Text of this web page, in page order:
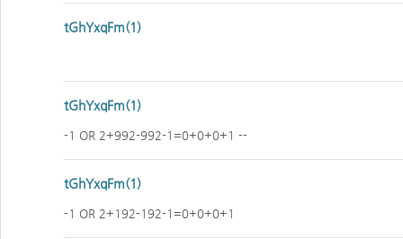
tGhYxqFm(1)
tGhYxqFm(1)
-1 OR 2+992-992-1=0+0+0+1 --
tGhYxqFm(1)
-1 OR 2+192-192-1=0+0+0+1